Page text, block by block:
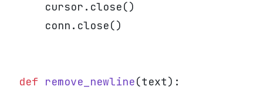
    cursor.close()
    conn.close()
def remove_newline(text):